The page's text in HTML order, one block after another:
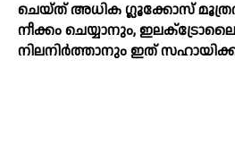
ചെയ്ത് അധിക ഗ്ലൂക്കോസ്
നീക്കം ചെയ്യാനും,
നിലനിർത്താനും ഇത്